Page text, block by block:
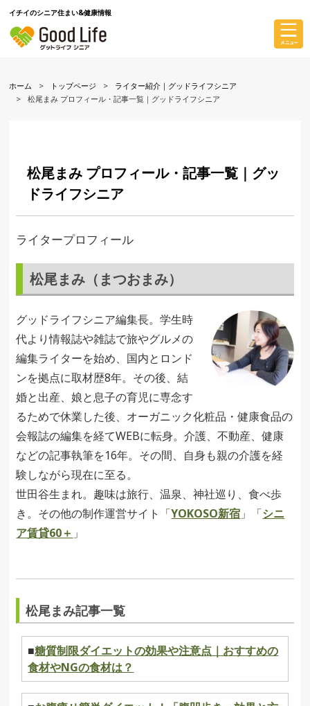
イチイのシニア住まい&健康情報
ホーム トップページ
ライター紹介｜グッドライフシニア
松尾まみ プロフィール・記事一覧｜グッドライフシニア
松尾まみ プロフィール・記事一覧｜グッ
ドライフシニア
ライタープロフィール
松尾まみ（まつおまみ）
グッドライフシニア編集長。学生時
代より情報誌や雑誌で旅やグルメの
編集ライターを始め、国内とロンド
ンを拠点に取材歴8年。その後、結
婚と出産、娘と息子の育児に専念す
るためで休業した後、オーガニック化粧品・健康食品の
会報誌の編集を経てWEBに転身。介護、不動産、健康
などの記事執筆を16年。その間、自身も親の介護を経
験しながら現在に至る。
世田谷生まれ。趣味は旅行、温泉、神社巡り、食べ歩
き。その他の制作運営サイト「YOKOSO新宿 」「シニ
ア賃貸60＋ 」
松尾まみ記事一覧
■糖質制限ダイエットの効果や注意点｜おすすめの
食材やNGの食材は？